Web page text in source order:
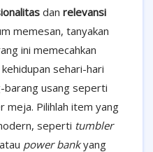
dan relevansi
memesan, tanyakan
ini memecahkan
sehari-hari
usang seperti
meja. Pilihlah item yang
seperti tumbler
power bankyang